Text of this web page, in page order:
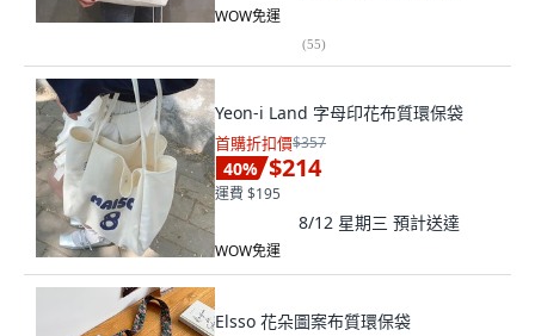
WOW免運
(55)
Yeon-i Land 字母印花布質環保袋
首購折扣價$357
40% $214
運費 $195
8/12 星期三 預計送達
WOW免運
Elsso 花朵圖案布質環保袋